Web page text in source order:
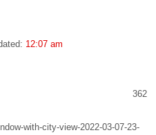
12:07 am
362